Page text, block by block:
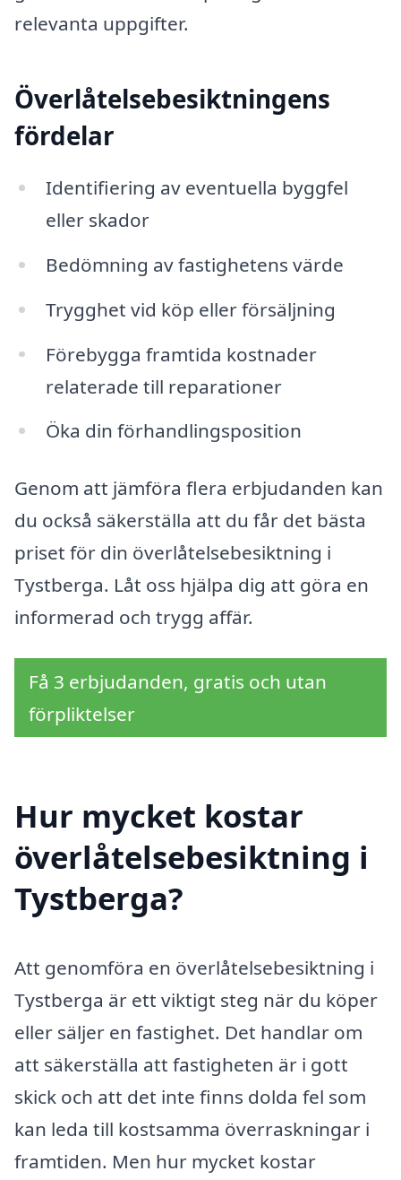
relevanta uppgifter.
Överlåtelsebesiktningens
fördelar
Identifiering av eventuella byggfel
eller skador
Bedömning av fastighetens värde
Trygghet vid köp eller försäljning
Förebygga framtida kostnader
relaterade till reparationer
Öka din förhandlingsposition
Genom att jämföra flera erbjudanden kan
du också säkerställa att du får det bästa
priset för din överlåtelsebesiktning i
Tystberga. Låt oss hjälpa dig att göra en
informerad och trygg affär.
Få 3 erbjudanden, gratis och utan
förpliktelser
Hur mycket kostar
överlåtelsebesiktning i
Tystberga?
Att genomföra en överlåtelsebesiktning i
Tystberga är ett viktigt steg när du köper
eller säljer en fastighet. Det handlar om
att säkerställa att fastigheten är i gott
skick och att det inte finns dolda fel som
kan leda till kostsamma överraskningar i
framtiden. Men hur mycket kostar